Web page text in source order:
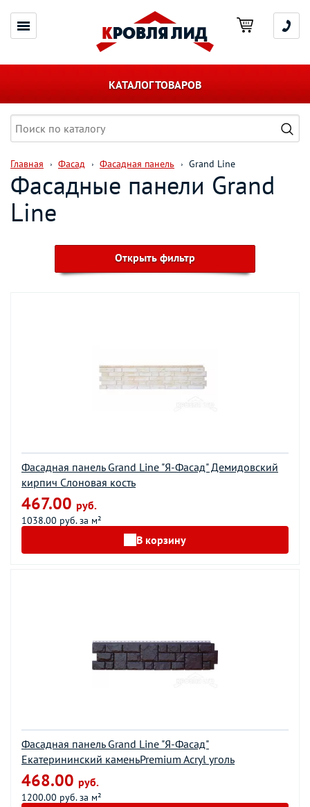
КАТАЛОГ ТОВАРОВ
Главная Фасад Фасадная панель Grand Line
Фасадные панели Grand
Line
Открыть фильтр
Фасадная панель Grand Line "Я-Фасад" Демидовский
кирпич Слоновая кость
467.00 руб.
1038.00 руб. за м²
В корзину
Фасадная панель Grand Line "Я-Фасад"
Екатерининский каменьPremium Acryl уголь
468.00 руб.
1200.00 руб. за м²